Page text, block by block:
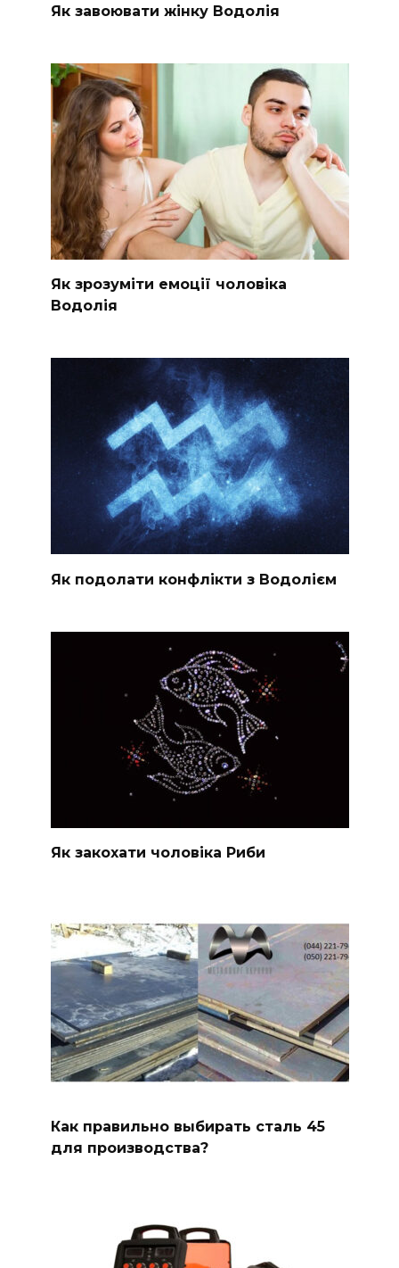
Як завоювати жінку Водолія
Як зрозуміти емоції чоловіка
Водолія
Як подолати конфлікти з Водолієм
Як закохати чоловіка Риби
Как правильно выбирать сталь 45
для производства?